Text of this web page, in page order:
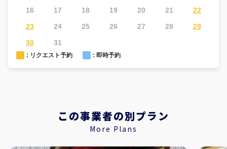
16
17 18 19 20 21
22
23
24 25 26 27 28
29
30
31
: リクエスト予約 : 即時予約
この事業者の別プラン
More Plans